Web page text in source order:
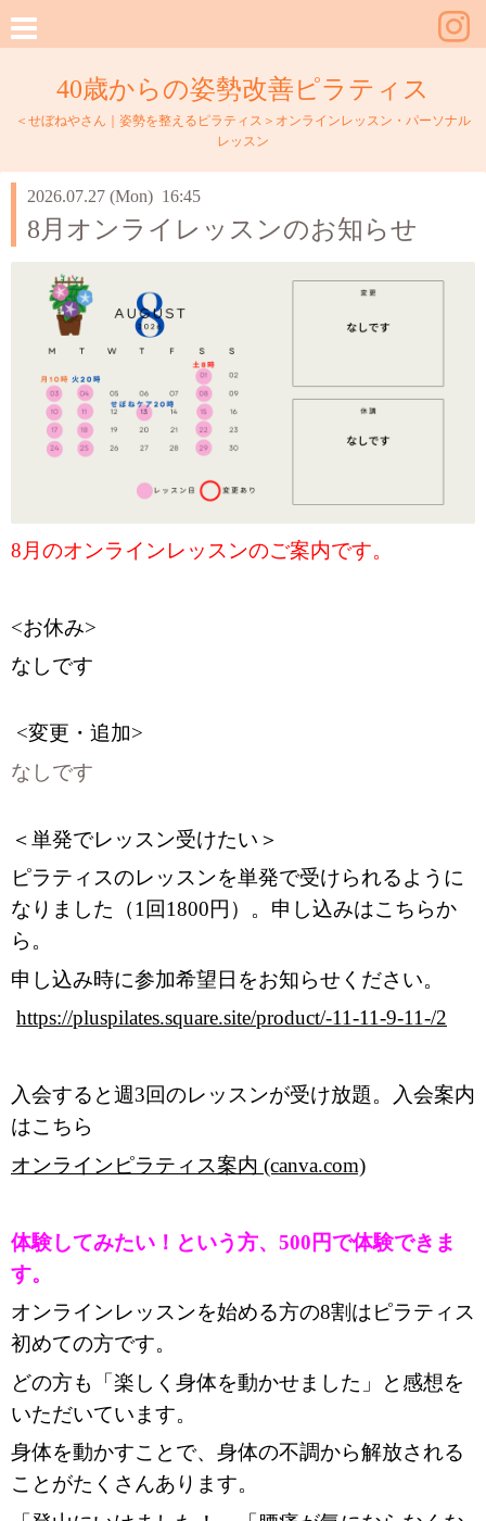
40歳からの姿勢改善ピラティス
＜せぼねやさん｜姿勢を整えるピラティス＞オンラインレッスン・パーソナル
レッスン
2026.07.27 (Mon) 16:45
8月オンライレッスンのお知らせ
8月のオンラインレッスンのご案内です。
<お休み>
なしです
<変更・追加>
なしです
＜単発でレッスン受けたい＞
ピラティスのレッスンを単発で受けられるように
なりました（1回1800円）。申し込みはこちらか
ら。
申し込み時に参加希望日をお知らせください。
https://pluspilates.square.site/product/-11-11-9-11-/2
入会すると週3回のレッスンが受け放題。入会案内
はこちら
オンラインピラティス案内 (canva.com)
体験してみたい！という方、500円で体験できま
す。
オンラインレッスンを始める方の8割はピラティス
初めての方です。
どの方も「楽しく身体を動かせました」と感想を
いただいています。
身体を動かすことで、身体の不調から解放される
ことがたくさんあります。